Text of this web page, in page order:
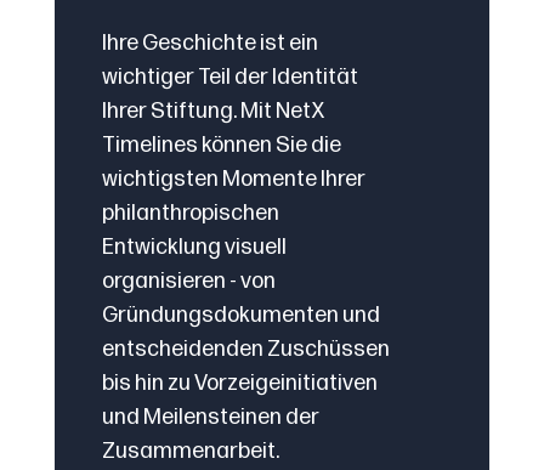
Ihre Geschichte ist ein
wichtiger Teil der Identität
Ihrer Stiftung. Mit NetX
Timelines können Sie die
wichtigsten Momente Ihrer
philanthropischen
Entwicklung visuell
organisieren - von
Gründungsdokumenten und
entscheidenden Zuschüssen
bis hin zu Vorzeigeinitiativen
und Meilensteinen der
Zusammenarbeit.